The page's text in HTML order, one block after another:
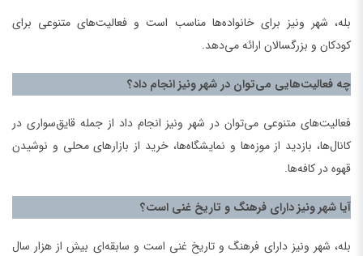
بله، شهر ونیز برای خانواده‌ها مناسب است و فعالیت‌های متنوعی برای
کودکان و بزرگسالان ارائه می‌دهد.
چه فعالیت‌هایی می‌توان در شهر ونیز انجام داد؟
فعالیت‌های متنوعی می‌توان در شهر ونیز انجام داد از جمله قایق‌سواری در
کانال‌ها، بازدید از موزه‌ها و نمایشگاه‌ها، خرید از بازارهای محلی و نوشیدن
قهوه در کافه‌ها.
آیا شهر ونیز دارای فرهنگ و تاریخ غنی است؟
بله، شهر ونیز دارای فرهنگ و تاریخ غنی است و سابقه‌ای بیش از هزار سال